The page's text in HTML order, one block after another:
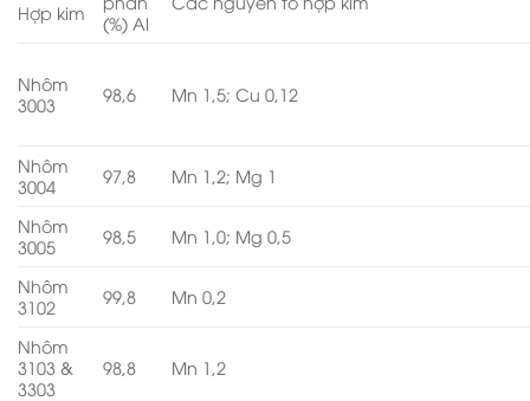
Hợp kim
(%) Al
Nhôm
3003
98,6 Mn 1,5; Cu 0,12
Nhôm
3004
97,8 Mn 1,2; Mg 1
Nhôm
3005
98,5 Mn 1,0; Mg 0,5
Nhôm
3102
99,8 Mn 0,2
Nhôm
3103 &
3303
98,8 Mn 1,2